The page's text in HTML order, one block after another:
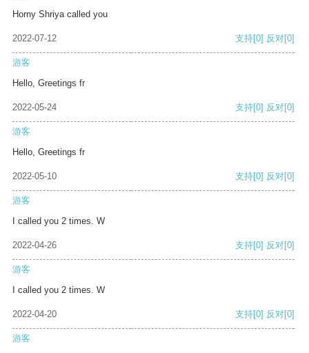
Horny Shriya called you
2022-07-12 支持[0] 反对[0]
游客
Hello, Greetings fr
2022-05-24 支持[0] 反对[0]
游客
Hello, Greetings fr
2022-05-10 支持[0] 反对[0]
游客
I called you 2 times. W
2022-04-26 支持[0] 反对[0]
游客
I called you 2 times. W
2022-04-20 支持[0] 反对[0]
游客